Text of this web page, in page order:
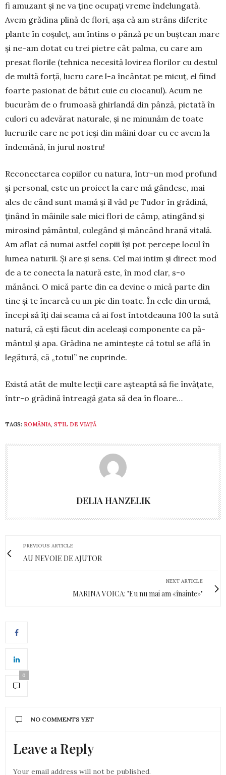
fi amuzant și ne va ține ocupați vreme îndelungată.
Avem grădina plină de flori, așa că am strâns diferite
plante în coșuleț, am întins o pânză pe un buștean mare
și ne-am dotat cu trei pietre cât palma, cu care am
presat florile (tehnica necesită lovirea florilor cu destul
de multă forță, lucru care l-a încântat pe micuț, el fiind
foarte pasionat de bătut cuie cu ciocanul). Acum ne
bucurăm de o frumoasă ghirlandă din pânză, pictată în
culori cu adevărat naturale, și ne mi­nunăm de toate
lucrurile care ne pot ieși din mâini doar cu ce avem la
îndemână, în jurul nostru!
Reconectarea copiilor cu natura, într-un mod profund
și personal, este un proiect la care mă gândesc, mai
ales de când sunt mamă și îl văd pe Tudor în grădină,
ținând în mâinile sale mici flori de câmp, atingând și
mirosind pământul, culegând și mâncând hrană vitală.
Am aflat că numai astfel copiii își pot percepe locul în
lumea naturii. Și are și sens. Cel mai intim și direct mod
de a te conecta la natură este, în mod clar, s-o
mănânci. O mică parte din ea devine o mică parte din
tine și te în­carcă cu un pic din toate. În cele din urmă,
începi să îți dai seama că ai fost întotdeauna 100 la sută
natură, că ești făcut din aceleași componente ca pă­
mântul și apa. Grădina ne amintește că totul se află în
legătură, că „totul” ne cuprinde.
Există atât de multe lecții care așteaptă să fie în­vățate,
într-o grădină întreagă gata să dea în floa­re…
TAGS: ROMÂNIA, STIL DE VIAȚĂ
DELIA HANZELIK
PREVIOUS ARTICLE
AU NEVOIE DE AJUTOR
NEXT ARTICLE
MARINA VOICA: "Eu nu mai am «înainte»"
0
NO COMMENTS YET
Leave a Reply
Your email address will not be published.